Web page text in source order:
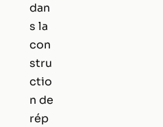
dan
s la
con
stru
ctio
n de
rép